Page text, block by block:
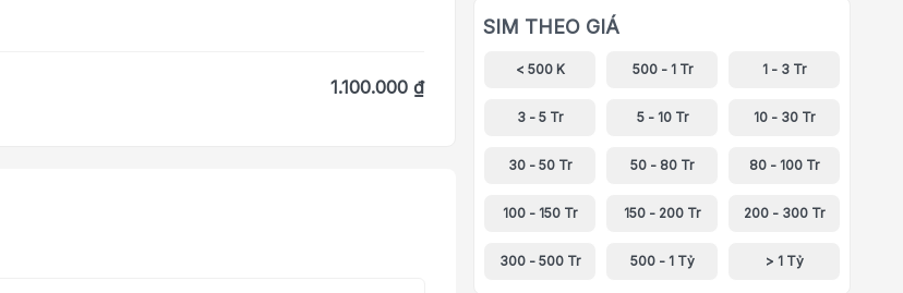
1.100.000 ₫
SIM THEO GIÁ
< 500 K 500 - 1 Tr 1 - 3 Tr
3 - 5 Tr 5 - 10 Tr 10 - 30 Tr
30 - 50 Tr 50 - 80 Tr 80 - 100 Tr
100 - 150 Tr 150 - 200 Tr 200 - 300 Tr
300 - 500 Tr 500 - 1 Tỷ > 1 Tỷ